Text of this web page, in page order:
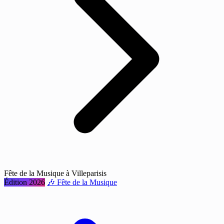
Fête de la Musique à Villeparisis
Édition 2026 🎶 Fête de la Musique